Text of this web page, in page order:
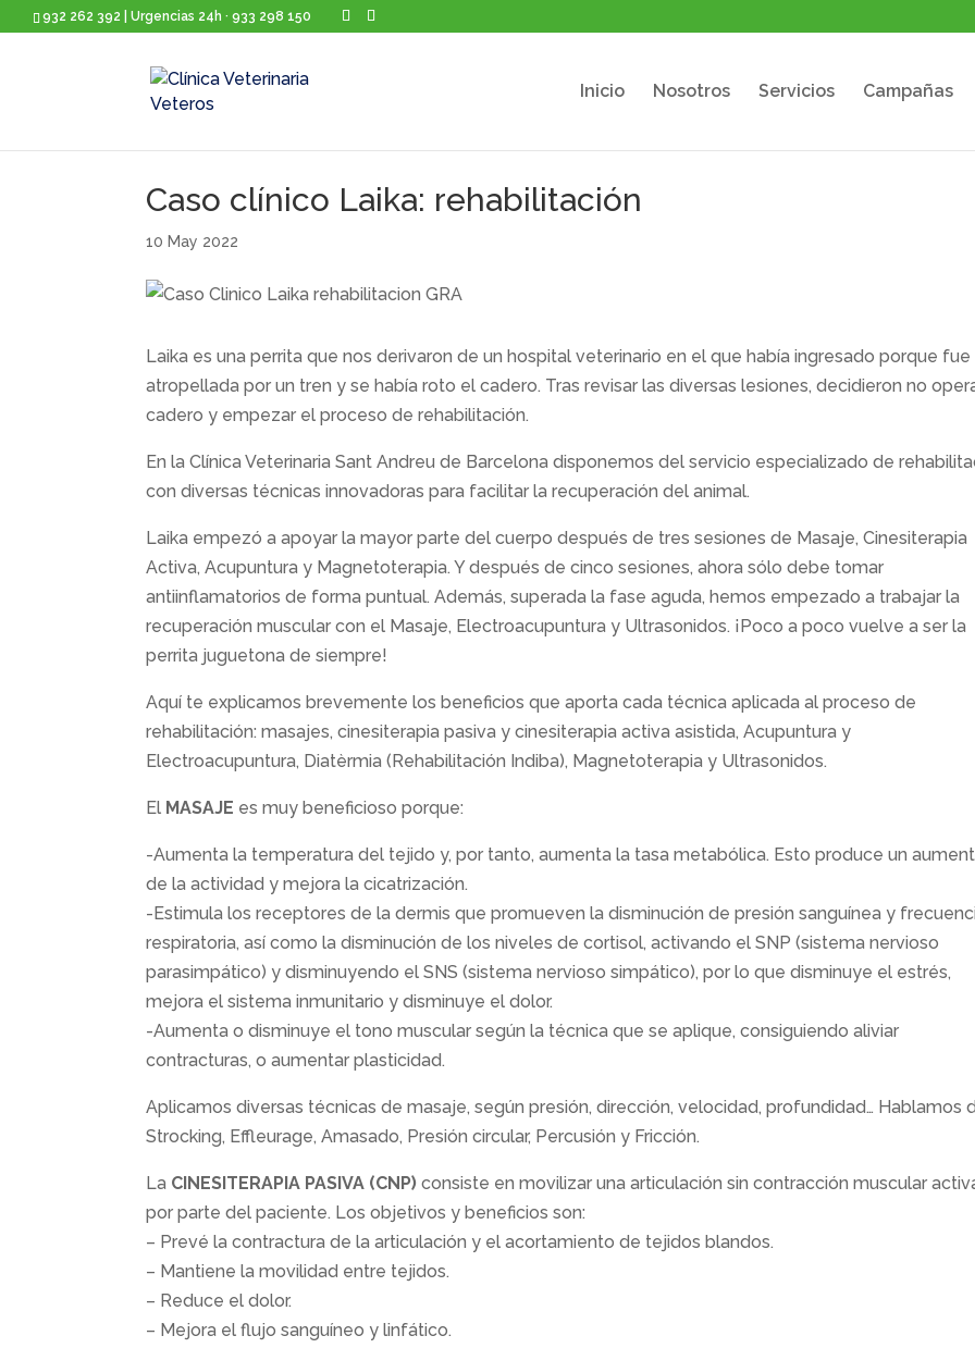
932 262 392 | Urgencias 24h · 933 298 150
Inicio Nosotros Servicios Campañas
Caso clínico Laika: rehabilitación
10 May 2022
Laika es una perrita que nos derivaron de un hospital veterinario en el que había ingresado porque fue
atropellada por un tren y se había roto el cadero. Tras revisar las diversas lesiones, decidieron no
cadero y empezar el proceso de rehabilitación.
En la Clínica Veterinaria Sant Andreu de Barcelona disponemos del servicio especializado de
con diversas técnicas innovadoras para facilitar la recuperación del animal.
Laika empezó a apoyar la mayor parte del cuerpo después de tres sesiones de Masaje, Cinesiterapia
Activa, Acupuntura y Magnetoterapia. Y después de cinco sesiones, ahora sólo debe tomar
antiinflamatorios de forma puntual. Además, superada la fase aguda, hemos empezado a trabajar la
recuperación muscular con el Masaje, Electroacupuntura y Ultrasonidos. ¡Poco a poco vuelve a ser la
perrita juguetona de siempre!
Aquí te explicamos brevemente los beneficios que aporta cada técnica aplicada al proceso de
rehabilitación: masajes, cinesiterapia pasiva y cinesiterapia activa asistida, Acupuntura y
Electroacupuntura, Diatèrmia (Rehabilitación Indiba), Magnetoterapia y Ultrasonidos.
El MASAJE es muy beneficioso porque:
-Aumenta la temperatura del tejido y, por tanto, aumenta la tasa metabólica. Esto produce un
de la actividad y mejora la cicatrización.
-Estimula los receptores de la dermis que promueven la disminución de presión sanguínea y
respiratoria, así como la disminución de los niveles de cortisol, activando el SNP (sistema nervioso
parasimpático) y disminuyendo el SNS (sistema nervioso simpático), por lo que disminuye el estrés,
mejora el sistema inmunitario y disminuye el dolor.
-Aumenta o disminuye el tono muscular según la técnica que se aplique, consiguiendo aliviar
contracturas, o aumentar plasticidad.
Aplicamos diversas técnicas de masaje, según presión, dirección, velocidad, profundidad… Hablamos
Strocking, Effleurage, Amasado, Presión circular, Percusión y Fricción.
La CINESITERAPIA PASIVA (CNP)consiste en movilizar una articulación sin contracción muscular
por parte del paciente. Los objetivos y beneficios son:
– Prevé la contractura de la articulación y el acortamiento de tejidos blandos.
– Mantiene la movilidad entre tejidos.
– Reduce el dolor.
– Mejora el flujo sanguíneo y linfático.